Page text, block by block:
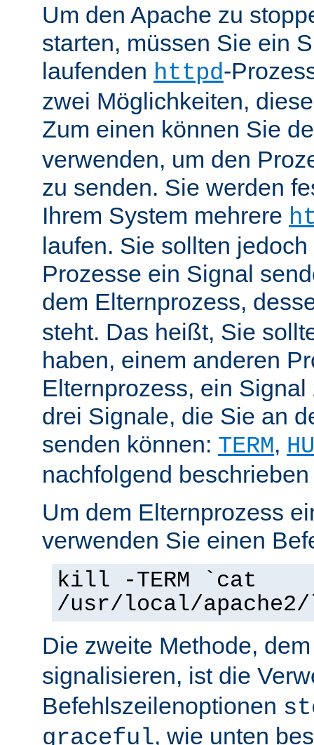
Um den Apache zu
starten, müssen Sie ein
laufenden httpd-
zwei Möglichkeiten,
Zum einen können Sie
verwenden, um den
zu senden. Sie werden
Ihrem System mehrere
laufen. Sie sollten
Prozesse ein Signal
dem Elternprozess,
steht. Das heißt, Sie
haben, einem anderen
Elternprozess, ein
drei Signale, die Sie an
senden können: TERM,
nachfolgend
Um dem Elternprozess
verwenden Sie einen
kill -TERM `cat
/usr/local/
Die zweite Methode,
signalisieren, ist die
Befehlszeilenoptionen
graceful, wie unten